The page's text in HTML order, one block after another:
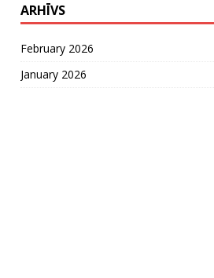
ARHĪVS
February 2026
January 2026